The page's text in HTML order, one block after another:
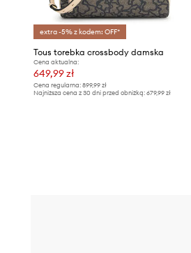
extra -5% z kodem: OFF*
Tous torebka crossbody damska
Cena aktualna:
649,99 zł
Cena regularna: 899,99 zł
Najniższa cena z 30 dni przed obniżką: 679,99 zł